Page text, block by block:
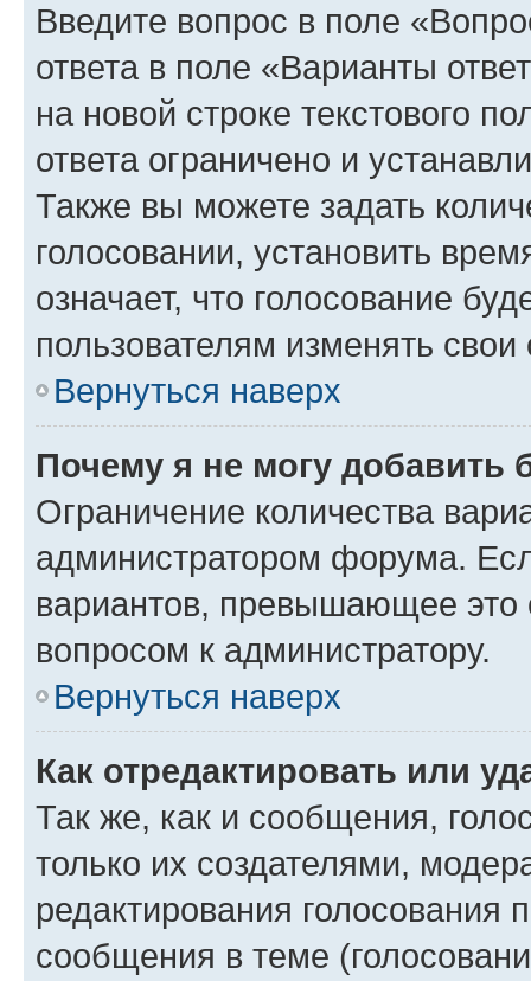
Введите вопрос в поле
ответа в поле «Варианты
на новой строке текстового
ответа ограничено и
Также вы можете задать
голосовании, установить
означает, что голосование
пользователям изменять свои
Вернуться наверх
Почему я не могу добавить
Ограничение количества
администратором форума.
вариантов, превышающее это
вопросом к администратору.
Вернуться наверх
Как отредактировать или
Так же, как и сообщения,
только их создателями,
редактирования голосования
сообщения в теме